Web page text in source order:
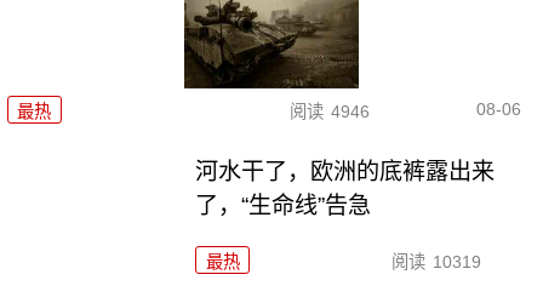
最热 阅读 4946 08-06
河水干了，欧洲的底裤露出来
了，“生命线”告急
最热 阅读 10319